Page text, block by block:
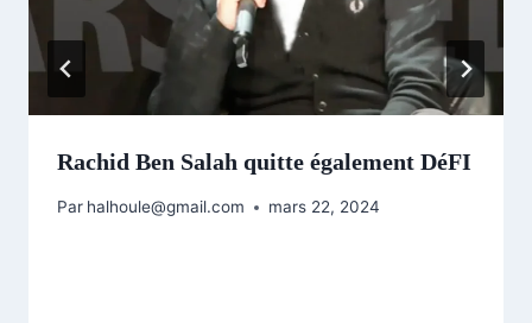
Rachid Ben Salah quitte également DéFI
Par halhoule@gmail.com mars 22, 2024